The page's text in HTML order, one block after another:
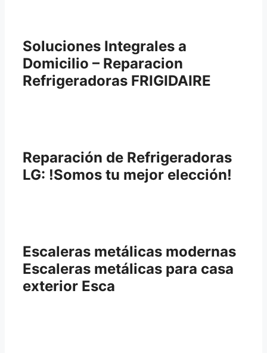
Soluciones Integrales a
Domicilio – Reparacion
Refrigeradoras FRIGIDAIRE
Reparación de Refrigeradoras
LG: !Somos tu mejor elección!
Escaleras metálicas modernas
Escaleras metálicas para casa
exterior Esca